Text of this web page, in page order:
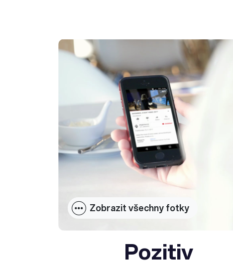
Zobrazit všechny fotky
Pozitiv